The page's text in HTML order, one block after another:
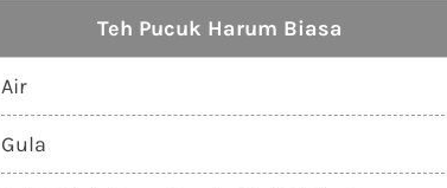
Teh Pucuk Harum Biasa
Air
Gula